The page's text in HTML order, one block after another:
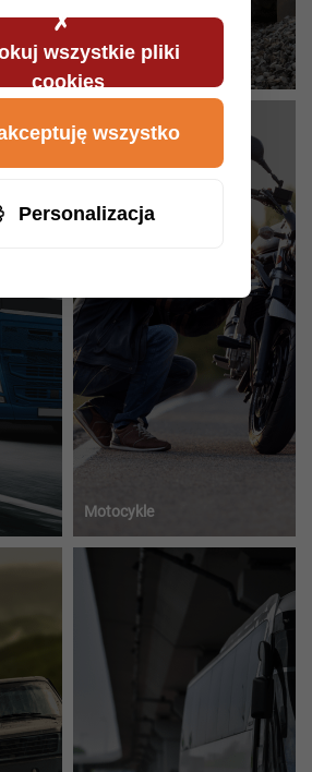
Pojazdy Użytkowe
Motocykle
wszystkie pliki
cookies
Personalizacja
wszystko